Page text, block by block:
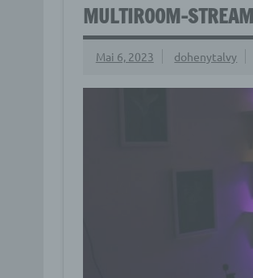
MULTIROOM-
Mai 6, 2023 dohenytalvy